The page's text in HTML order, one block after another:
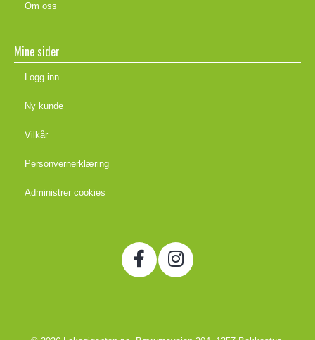
Om oss
Mine sider
Logg inn
Ny kunde
Vilkår
Personvernerklæring
Administrer cookies